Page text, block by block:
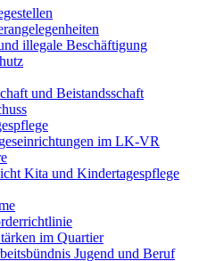
illegale Beschäftigung
und Beistandsschaft
im LK-VR
Kita und Kindertagespflege
im Quartier
Jugend und Beruf